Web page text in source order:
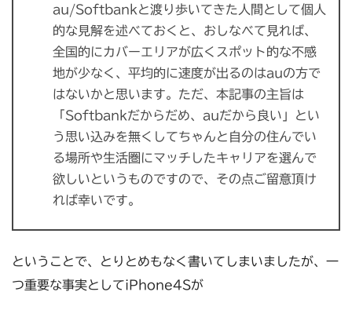
au/Softbankと渡り歩いてきた人間として個人
的な見解を述べておくと、おしなべて見れば、
全国的にカバーエリアが広くスポット的な不感
地が少なく、平均的に速度が出るのはauの方で
はないかと思います。ただ、本記事の主旨は
「Softbankだからだめ、auだから良い」とい
う思い込みを無くしてちゃんと自分の住んでい
る場所や生活圏にマッチしたキャリアを選んで
欲しいというものですので、その点ご留意頂け
れば幸いです。
ということで、とりとめもなく書いてしまいましたが、一
つ重要な事実としてiPhone4Sが